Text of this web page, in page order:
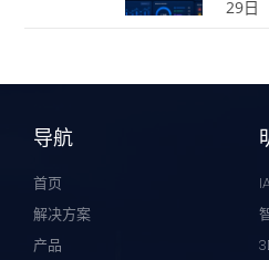
29日
导航
首页
解决方案
产品